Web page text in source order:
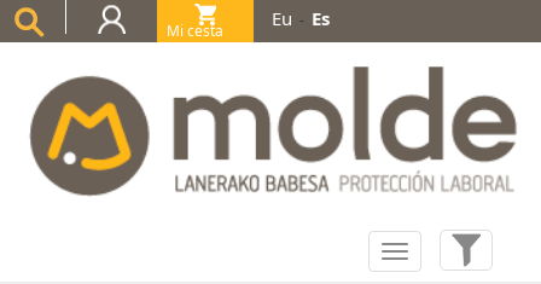
Mi cesta
(0)
Eu - Es